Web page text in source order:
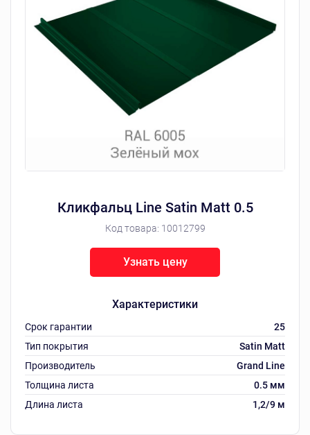
Кликфальц Line Satin Matt 0.5
Код товара: 10012799
Характеристики
Срок гарантии
25
Тип покрытия
Satin Matt
Производитель
Grand Line
Толщина листа
0.5 мм
Длина листа
1,2/9 м
Узнать цену